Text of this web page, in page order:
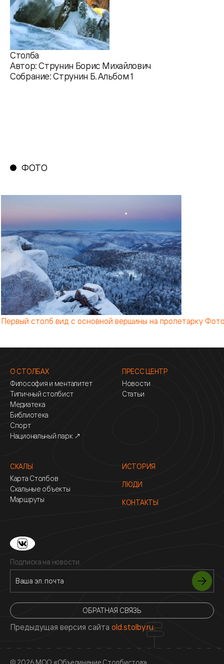
Столба
Автор: Струнин Борис Михайлович
Собрание: Струнин Б. Альбом 1
ФОТО
Олег Хвостенко, Алексей Кичкайло
О СТОЛБАХ
Философия и менталитет
Типичный столбист
Медиатека
Библиотека
Спорт
Национальный парк ↗
ПРЕСС ЦЕНТР
Новости
Статьи
СКАЛЫ
Карта Столбов
Скальные объекты
Маршруты
ИСТОРИЯ
ЛЮДИ
КОНТАКТЫ
Подписка на новости
ОБРАТНАЯ СВЯЗЬ
Предыдущая версия сайта old.stolby.ru